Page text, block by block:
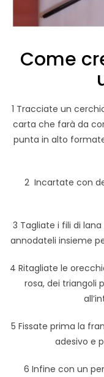
Come
1 Tracciate un
carta che farà da
punta in alto
2 Incartate con
3 Tagliate i fili di
annodateli insieme
4 Ritagliate le
rosa, dei triangoli
5 Fissate prima la
adesivo e
6 Infine con un